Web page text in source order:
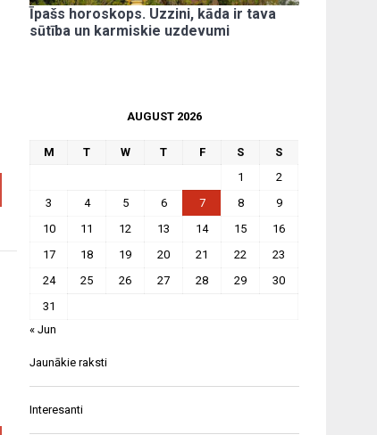
Īpašs horoskops. Uzzini, kāda ir tava
sūtība un karmiskie uzdevumi
AUGUST 2026
M T W T F S
S
1
2
3
4 5 6 7 8
9
10
11 12 13 14 15
16
17
18 19 20 21 22
23
24
25 26 27 28 29
30
31
« Jun
Jaunākie raksti
Interesanti